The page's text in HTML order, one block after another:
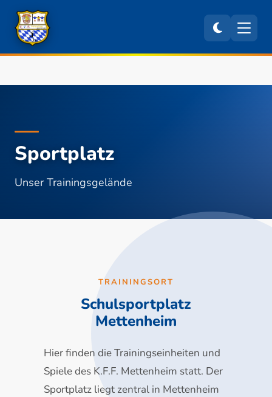
Sportplatz
Unser Trainingsgelände
TRAININGSORT
Schulsportplatz
Mettenheim
Hier finden die Trainingseinheiten und
Spiele des K.F.F. Mettenheim statt. Der
Sportplatz liegt zentral in Mettenheim